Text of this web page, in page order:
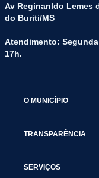
Av Reginanldo Lemes
do Buriti/MS
Atendimento:
17h.
O MUNICÍPIO
TRANSPARÊNCIA
SERVIÇOS